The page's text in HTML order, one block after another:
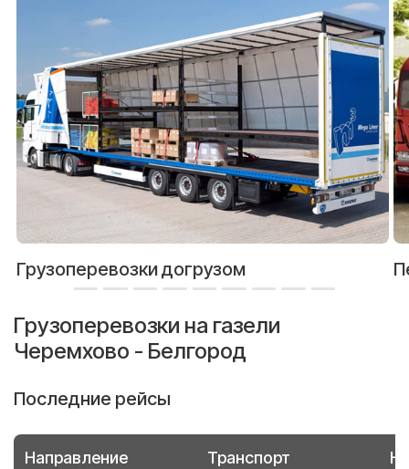
Грузоперевозки догрузом
Грузоперевозки на газели
Черемхово - Белгород
Последние рейсы
Направление Транспорт